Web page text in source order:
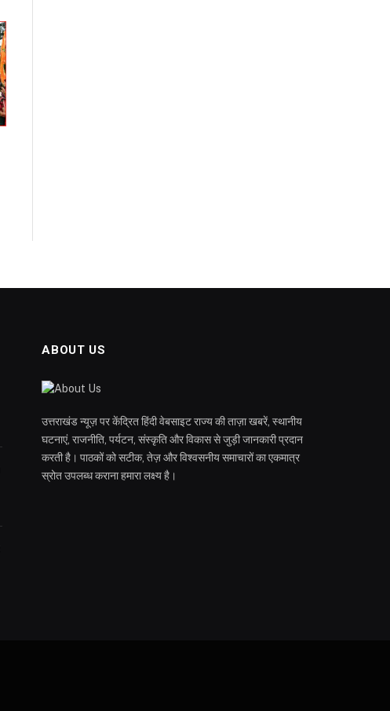
ABOUT US
उत्तराखंड न्यूज़ पर केंद्रित हिंदी वेबसाइट राज्य की ताज़ा खबरें, स्थानीय
घटनाएं, राजनीति, पर्यटन, संस्कृति और विकास से जुड़ी जानकारी प्रदान
करती है। पाठकों को सटीक, तेज़ और विश्वसनीय समाचारों का एकमात्र
स्रोत उपलब्ध कराना हमारा लक्ष्य है।